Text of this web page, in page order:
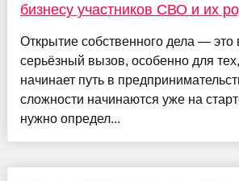
бизнесу участников СВО и их
Открытие собственного дела — это
серьёзный вызов, особенно для тех,
начинает путь в
сложности начинаются уже на
нужно определ...